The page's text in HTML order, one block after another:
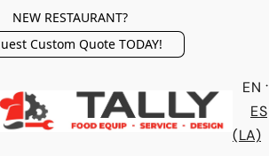
NEW RESTAURANT?
Custom Quote TODAY!
EN
ES
(LA)